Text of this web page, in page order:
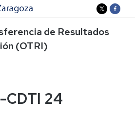
de Resultados
(OTRI)
CDTI 24